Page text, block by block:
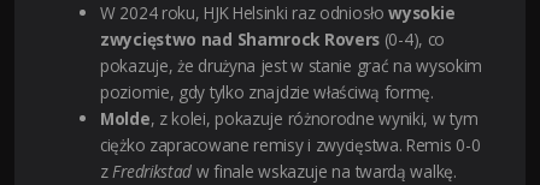
W 2024 roku, HJK Helsinki raz odniosłowysokie
zwycięstwo nad Shamrock Rovers (0-4), co
pokazuje, że drużyna jest w stanie grać na wysokim
poziomie, gdy tylko znajdzie właściwą formę.
Molde, z kolei, pokazuje różnorodne wyniki, w tym
ciężko zapracowane remisy i zwycięstwa. Remis 0-0
zFredrikstad w finale wskazuje na twardą walkę.